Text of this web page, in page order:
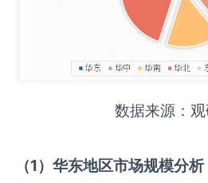
数据来源：
（1）华东地区市场规模分析